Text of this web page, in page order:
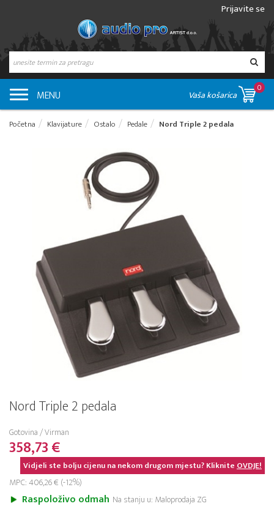
Prijavite se
MENU Vaša košarica
0
Početna Klavijature Ostalo Pedale Nord Triple 2 pedala
Nord Triple 2 pedala
Gotovina / Virman
358,73 €
Vidjeli ste bolju cijenu na nekom drugom mjestu? KlikniteOVDJE!
MPC: 406,26 € (-12%)
Raspoloživo odmah Na stanju u: Maloprodaja ZG